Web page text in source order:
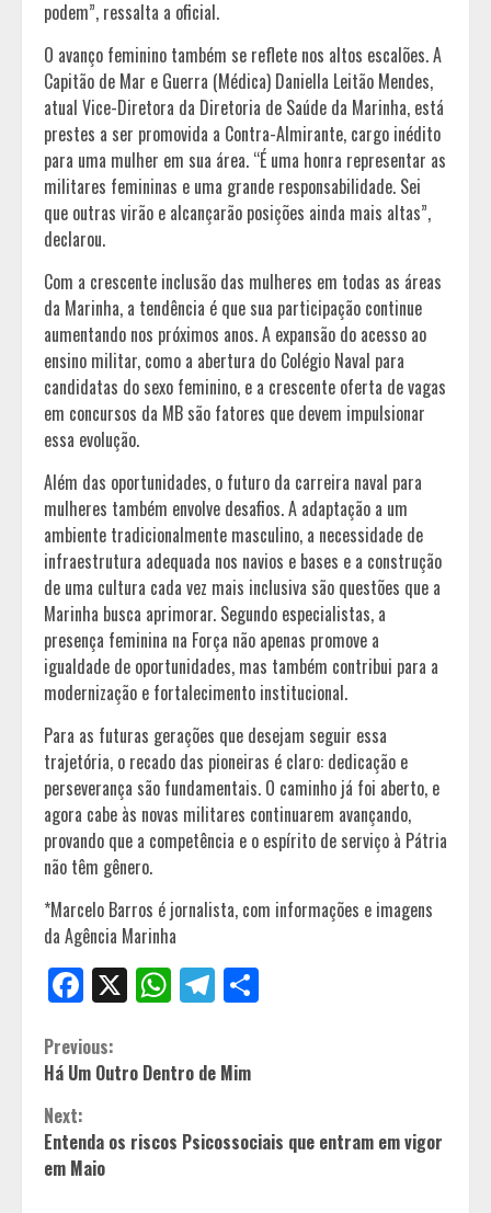
podem”, ressalta a oficial.
O avanço feminino também se reflete nos altos escalões. A
Capitão de Mar e Guerra (Médica) Daniella Leitão Mendes,
atual Vice-Diretora da Diretoria de Saúde da Marinha, está
prestes a ser promovida a Contra-Almirante, cargo inédito
para uma mulher em sua área. “É uma honra representar as
militares femininas e uma grande responsabilidade. Sei
que outras virão e alcançarão posições ainda mais altas”,
declarou.
Com a crescente inclusão das mulheres em todas as áreas
da Marinha, a tendência é que sua participação continue
aumentando nos próximos anos. A expansão do acesso ao
ensino militar, como a abertura do Colégio Naval para
candidatas do sexo feminino, e a crescente oferta de vagas
em concursos da MB são fatores que devem impulsionar
essa evolução.
Além das oportunidades, o futuro da carreira naval para
mulheres também envolve desafios. A adaptação a um
ambiente tradicionalmente masculino, a necessidade de
infraestrutura adequada nos navios e bases e a construção
de uma cultura cada vez mais inclusiva são questões que a
Marinha busca aprimorar. Segundo especialistas, a
presença feminina na Força não apenas promove a
igualdade de oportunidades, mas também contribui para a
modernização e fortalecimento institucional.
Para as futuras gerações que desejam seguir essa
trajetória, o recado das pioneiras é claro: dedicação e
perseverança são fundamentais. O caminho já foi aberto, e
agora cabe às novas militares continuarem avançando,
provando que a competência e o espírito de serviço à Pátria
não têm gênero.
*Marcelo Barros é jornalista, com informações e imagens
da Agência Marinha
Facebook
X WhatsApp
Telegram
Continue
Reading
Previous:
Há Um Outro Dentro de Mim
Next:
Entenda os riscos Psicossociais que entram em vigor
em Maio